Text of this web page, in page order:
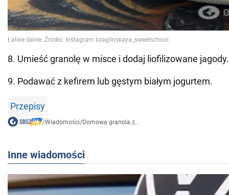
8. Umieść granolę w misce i dodaj liofilizowane jagody.
9. Podawać z kefirem lub gęstym białym jogurtem.
Przepisy
/Wiadomości/Domowa granola z...
Inne wiadomości